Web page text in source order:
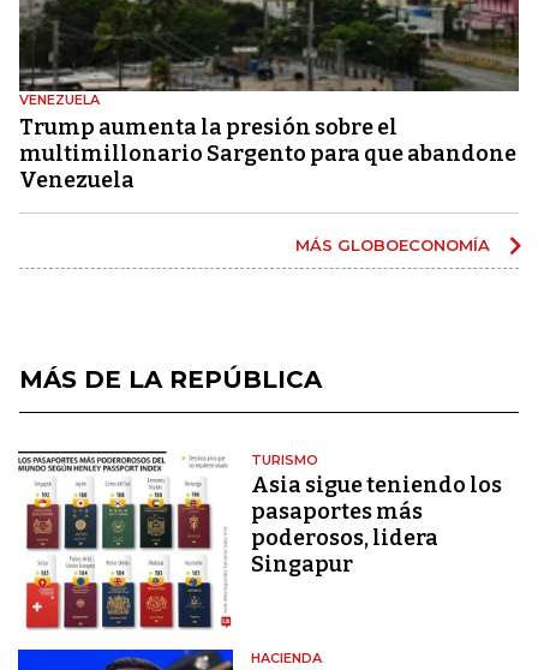
VENEZUELA
Trump aumenta la presión sobre el
multimillonario Sargento para que abandone
Venezuela
MÁS GLOBOECONOMÍA
MÁS DE LA REPÚBLICA
TURISMO
Asia sigue teniendo los
pasaportes más
poderosos, lidera
Singapur
HACIENDA